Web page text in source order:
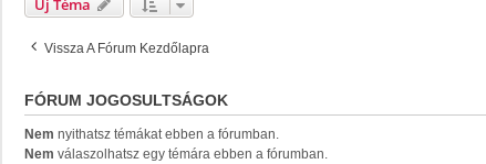
Új Téma
Vissza A Fórum Kezdőlapra
FÓRUM JOGOSULTSÁGOK
Nem nyithatsz témákat ebben a fórumban.
Nem válaszolhatsz egy témára ebben a fórumban.